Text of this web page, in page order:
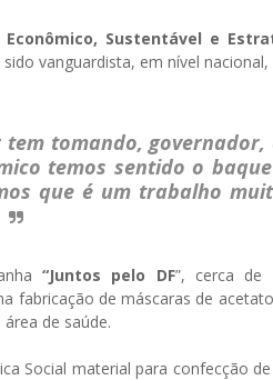
Sustentável e
vanguardista, em nível
tomando, governador,
temos sentido o
que é um trabalho
“Juntos pelo DF”, cerca de
fabricação de máscaras de
de saúde.
Social material para confecção